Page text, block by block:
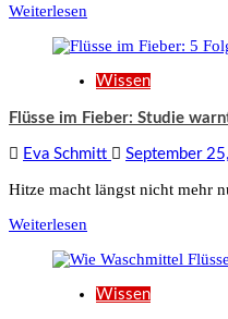
Weiterlesen
Wissen
Flüsse im Fieber: Studie
Eva Schmitt September
Hitze macht längst nicht mehr
Weiterlesen
Wissen